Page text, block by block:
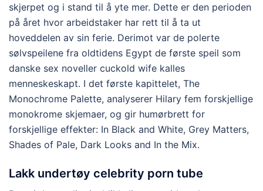
skjerpet og i stand til å yte mer. Dette er den perioden
på året hvor arbeidstaker har rett til å ta ut
hoveddelen av sin ferie. Derimot var de polerte
sølvspeilene fra oldtidens Egypt de første speil som
danske sex noveller cuckold wife kalles
menneskeskapt. I det første kapittelet, The
Monochrome Palette, analyserer Hilary fem forskjellige
monokrome skjemaer, og gir humørbrett for
forskjellige effekter: In Black and White, Grey Matters,
Shades of Pale, Dark Looks and In the Mix.
Lakk undertøy celebrity porn tube